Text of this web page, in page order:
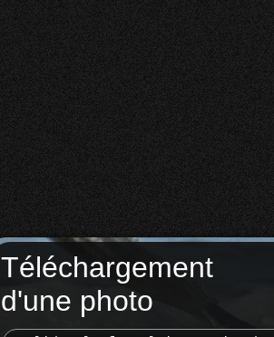
Téléchargement
d'une photo